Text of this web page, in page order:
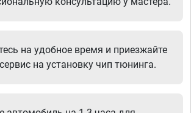
на удобное время и приезжайте
на установку чип тюнинга.